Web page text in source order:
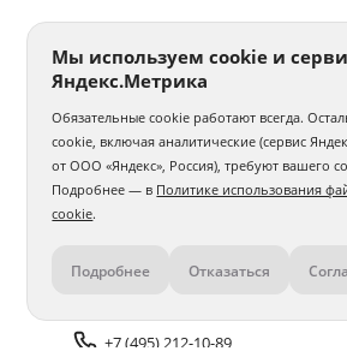
Контакты
+7 (495) 212-10-89
Мы используем cookie и
Яндекс.Метрика
Обязательные cookie работают всегда.
cookie, включая аналитические (сервис
от ООО «Яндекс», Россия), требуют вашего
Подробнее — в Политике использования
cookie.
Подробнее Отказаться